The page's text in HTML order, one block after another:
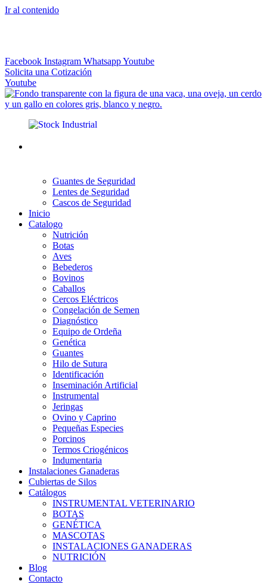
Ir al contenido
Facebook Instagram WhatsappYoutube
Solicita una Cotización
Youtube
Guantes de Seguridad
Lentes de Seguridad
Cascos de Seguridad
Inicio
Catalogo
Nutrición
Botas
Aves
Bebederos
Bovinos
Caballos
Cercos Eléctricos
Congelación de Semen
Diagnóstico
Equipo de Ordeña
Genética
Guantes
Hilo de Sutura
Identificación
Inseminación Artificial
Instrumental
Jeringas
Ovino y Caprino
Pequeñas Especies
Porcinos
Termos Criogénicos
Indumentaria
Instalaciones Ganaderas
Cubiertas de Silos
Catálogos
INSTRUMENTAL VETERINARIO
BOTAS
GENÉTICA
MASCOTAS
INSTALACIONES GANADERAS
NUTRICIÓN
Blog
Contacto